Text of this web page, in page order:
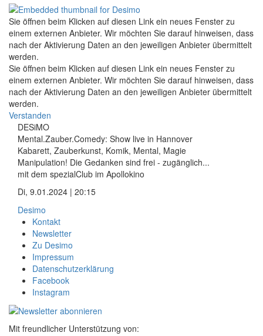
Sie öffnen beim Klicken auf diesen Link ein neues Fenster zu
einem externen Anbieter. Wir möchten Sie darauf hinweisen, dass
nach der Aktivierung Daten an den jeweiligen Anbieter übermittelt
werden.
Sie öffnen beim Klicken auf diesen Link ein neues Fenster zu
einem externen Anbieter. Wir möchten Sie darauf hinweisen, dass
nach der Aktivierung Daten an den jeweiligen Anbieter übermittelt
werden.
Verstanden
DESiMO
Mental.Zauber.Comedy: Show live in Hannover
Kabarett, Zauberkunst, Komik, Mental, Magie
Manipulation! Die Gedanken sind frei - zugänglich...
mit dem spezialClub im Apollokino
Di, 9.01.2024 | 20:15
Desimo
Kontakt
Newsletter
Zu Desimo
Impressum
Datenschutzerklärung
Facebook
Instagram
Mit freundlicher Unterstützung von: